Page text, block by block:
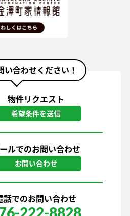
い合わせください！
物件リクエスト
希望条件を送信
ルでのお問い合わせ
お問い合わせ
話でのお問い合わせ